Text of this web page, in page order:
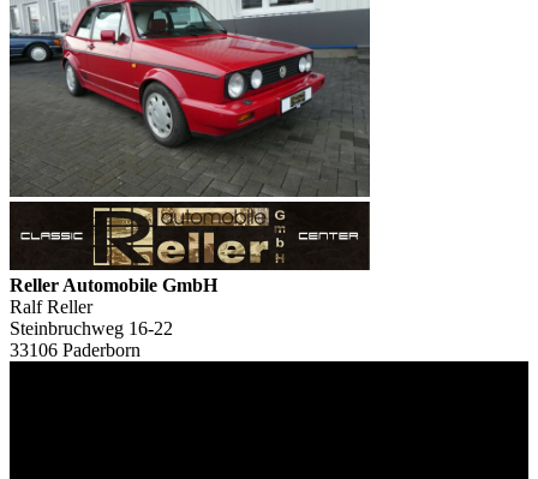
Reller Automobile GmbH
Ralf Reller
Steinbruchweg 16-22
33106 Paderborn